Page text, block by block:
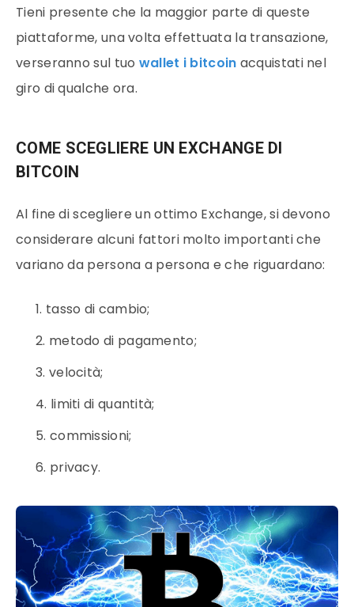
Tieni presente che la maggior parte di queste
piattaforme, una volta effettuata la transazione,
verseranno sul tuo wallet i bitcoin acquistati nel
giro di qualche ora.
COME SCEGLIERE UN EXCHANGE DI
BITCOIN
Al fine di scegliere un ottimo Exchange, si devono
considerare alcuni fattori molto importanti che
variano da persona a persona e che riguardano:
tasso di cambio;
metodo di pagamento;
velocità;
limiti di quantità;
commissioni;
privacy.